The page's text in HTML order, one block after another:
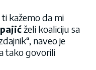
kažemo da mi
želi koaliciju sa
naveo je
tako govorili